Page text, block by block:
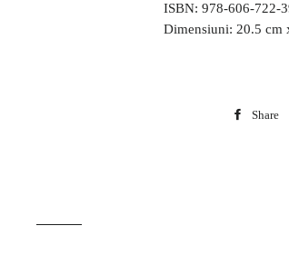
ISBN: 978-606-722-
Dimensiuni: 20.5 cm
Share